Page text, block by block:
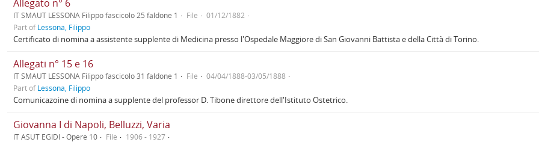
Allegato n° 6
IT SMAUT LESSONA Filippo fascicolo 25 faldone 1 File
01/12/1882
Part ofLessona, Filippo
Certificato di nomina a assistente supplente di Medicina presso l'Ospedale Maggiore di San Giovanni Battista e della Città di Torino.
Allegati n° 15 e 16
IT SMAUT LESSONA Filippo fascicolo 31 faldone 1 File
04/04/1888-03/05/1888
Part ofLessona, Filippo
Comunicazoine di nomina a supplente del professor D. Tibone direttore dell'Istituto Ostetrico.
Giovanna I di Napoli, Belluzzi, Varia
IT ASUT EGIDI - Opere 10 File
1906 - 1927